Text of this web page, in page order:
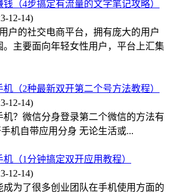
（4步搞定有流量的文字笔记攻略）
12-14)
户的社交电商平台，拥有庞大的用户
主要面向年轻女性用户，平台上汇集
（2种最新双开第二个号方法教程）
12-14)
？微信分身登录第二个微信的方法有
机自带应用分身 无论生活或...
（1分钟搞定双开应用教程）
12-14)
为了很多创业团队在手机使用方面的